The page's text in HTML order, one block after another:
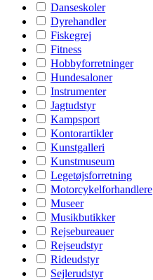
Danseskoler
Dyrehandler
Fiskegrej
Fitness
Hobbyforretninger
Hundesaloner
Instrumenter
Jagtudstyr
Kampsport
Kontorartikler
Kunstgalleri
Kunstmuseum
Legetøjsforretning
Motorcykelforhandlere
Museer
Musikbutikker
Rejsebureauer
Rejseudstyr
Rideudstyr
Sejlerudstyr